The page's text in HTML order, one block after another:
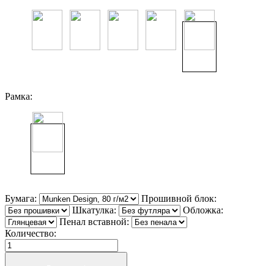
Рамка:
Бумага:
Прошивной блок:
Шкатулка:
Обложка:
Пенал вставной:
Количество: